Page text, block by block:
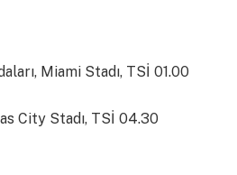
Miami Stadı, TSİ 01.00
City Stadı, TSİ 04.30